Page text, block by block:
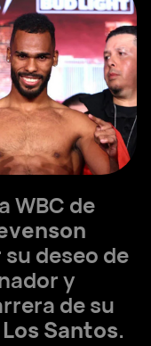
WBC de
deseo de
y
de su
Santos.